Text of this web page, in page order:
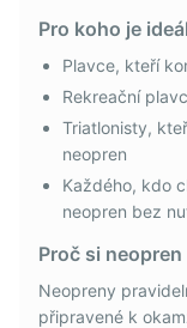
Pro koho je
Plavce, kteří
Rekreační
Triatlonisty,
neopren
Každého, kdo
neopren bez
Proč si
Neopreny
připravené k